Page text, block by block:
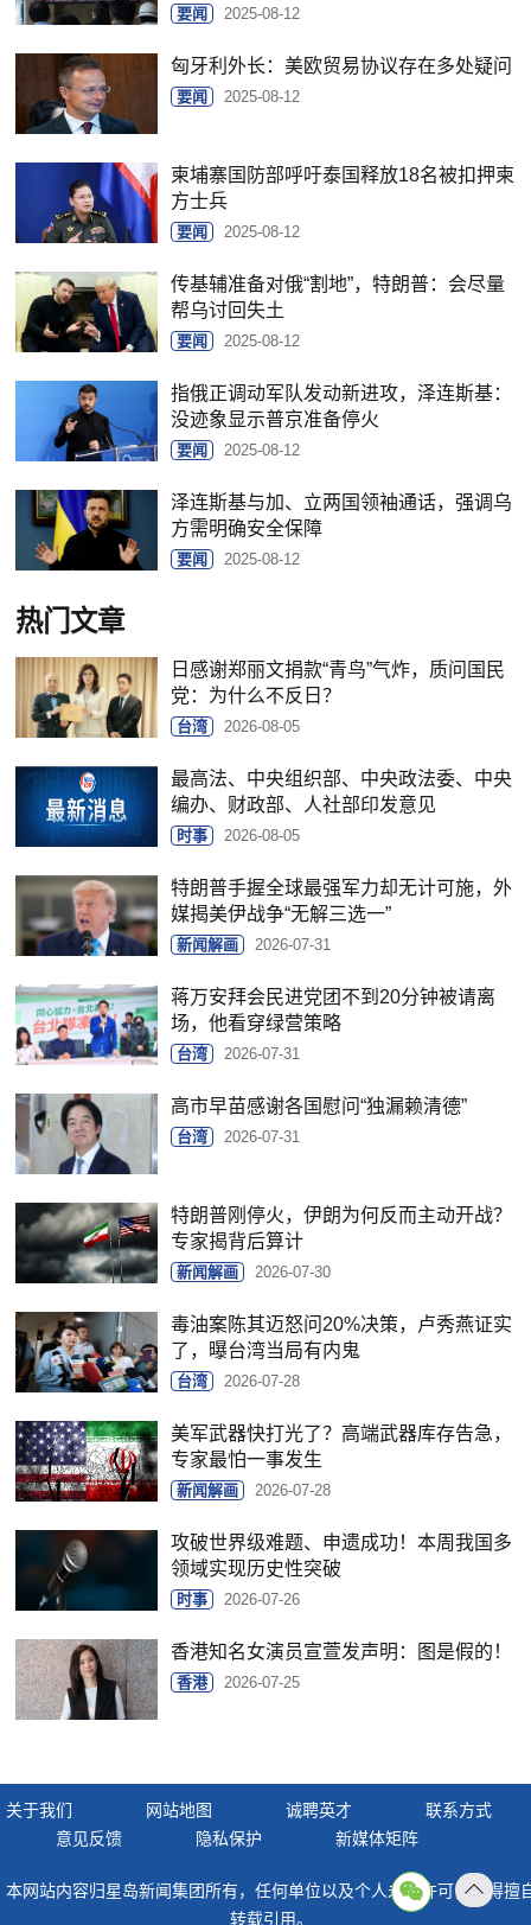
要闻 2025-08-12
匈牙利外长：美欧贸易协议存在多处疑问
要闻 2025-08-12
柬埔寨国防部呼吁泰国释放18名被扣押柬
方士兵
要闻 2025-08-12
传基辅准备对俄“割地”，特朗普：会尽量
帮乌讨回失土
要闻 2025-08-12
指俄正调动军队发动新进攻，泽连斯基：
没迹象显示普京准备停火
要闻 2025-08-12
泽连斯基与加、立两国领袖通话，强调乌
方需明确安全保障
要闻 2025-08-12
热门文章
日感谢郑丽文捐款“青鸟”气炸，质问国民
党：为什么不反日？
台湾 2026-08-05
最高法、中央组织部、中央政法委、中央
编办、财政部、人社部印发意见
时事 2026-08-05
特朗普手握全球最强军力却无计可施，外
媒揭美伊战争“无解三选一”
新闻解画 2026-07-31
蒋万安拜会民进党团不到20分钟被请离
场，他看穿绿营策略
台湾 2026-07-31
高市早苗感谢各国慰问“独漏赖清德”
台湾 2026-07-31
特朗普刚停火，伊朗为何反而主动开战？
专家揭背后算计
新闻解画 2026-07-30
毒油案陈其迈怒问20%决策，卢秀燕证实
了，曝台湾当局有内鬼
台湾 2026-07-28
美军武器快打光了？高端武器库存告急，
专家最怕一事发生
新闻解画 2026-07-28
攻破世界级难题、申遗成功！本周我国多
领域实现历史性突破
时事 2026-07-26
香港知名女演员宣萱发声明：图是假的！
香港 2026-07-25
关于我们 网站地图 诚聘英才
联系方式
意见反馈
隐私保护 新媒体矩阵
本网站内容归星岛新闻集团所有，任何单位以及个人未经许可，不得擅
转载引用。